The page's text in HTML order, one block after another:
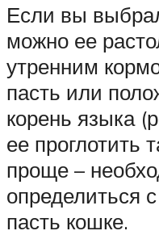
Если вы
можно ее
утренним
пасть или
корень языка
ее проглотить
проще –
определиться
пасть кошке.